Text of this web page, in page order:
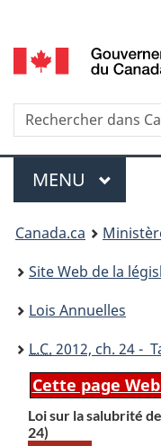
selection
Menu
MENU
You
are
here:
Canada.ca
Site Web de la
Lois Annuelles
L.C. 2012, ch. 24 -
Cette page
Loi sur la salubrité
24)